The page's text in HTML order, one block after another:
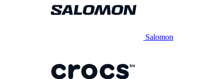
Salomon